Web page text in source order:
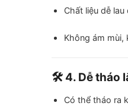
Chất liệu dễ lau
Không ám
🛠️ 4. Dễ tháo
Có thể tháo ra